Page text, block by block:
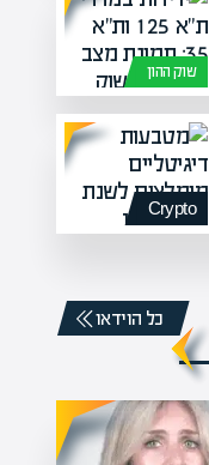
שוק ההון
Crypto
כל הוידאו